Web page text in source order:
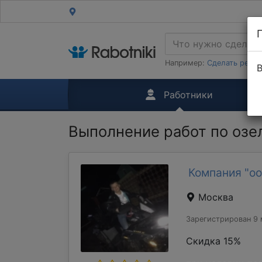
Например: Сделать
Работники
Выполнение работ по
Компания
Москва
Зарегистрирован 9
Скидка 15%